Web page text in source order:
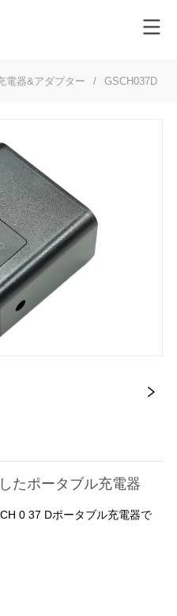
電器&アダプター / GSCH037D
たポータブル充電器